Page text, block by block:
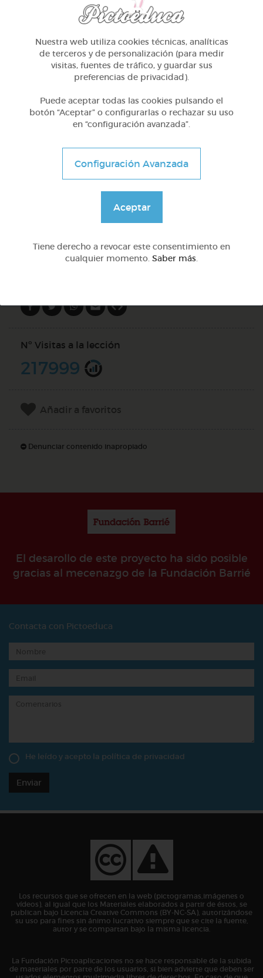
1º Primaria (6-7 años)
Conociendo nuestro cuerpo
DOCS (3)
Nº Visitas a la lección
217999
Añadir a favoritos
Denunciar contenido inapropiado
El desarollo de este proyecto ha sido posible
gracias al mecenazgo de la Fundación Barrié
Contacta con Pictoeduca
He leído y acepto la política de privacidad
Enviar
Los recursos que se ofrecen en la web (pictogramas,imágenes o
vídeos), al igual que los Materiales elaborados a partir de éstos, se
publican bajo Licencia Creative Commons (BY-NC-SA), autorizándose
su uso para fines sin ánimo lucrativo siempre que se cite la fuente,
autor y se compartan bajo la misma licencia.
La Fundación Pictoaplicaciones no se hace responsable de la subida
de materiales por parte de los usuarios, si bien advierte que deben ser
Nuestra web utiliza cookies técnicas, analíticas
de terceros y de personalización (para medir
visitas, fuentes de tráfico, y guardar sus
preferencias de privacidad).
Puede aceptar todas las cookies pulsando el
botón “Aceptar” o configurarlas o rechazar su uso
en “configuración avanzada”.
Configuración Avanzada
Aceptar
Tiene derecho a revocar este consentimiento en
cualquier momento. Saber más.